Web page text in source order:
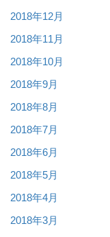
2018年12月
2018年11月
2018年10月
2018年9月
2018年8月
2018年7月
2018年6月
2018年5月
2018年4月
2018年3月